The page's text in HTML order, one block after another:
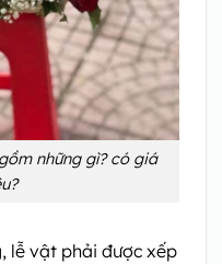
những gì? có giá
lễ vật phải được xếp